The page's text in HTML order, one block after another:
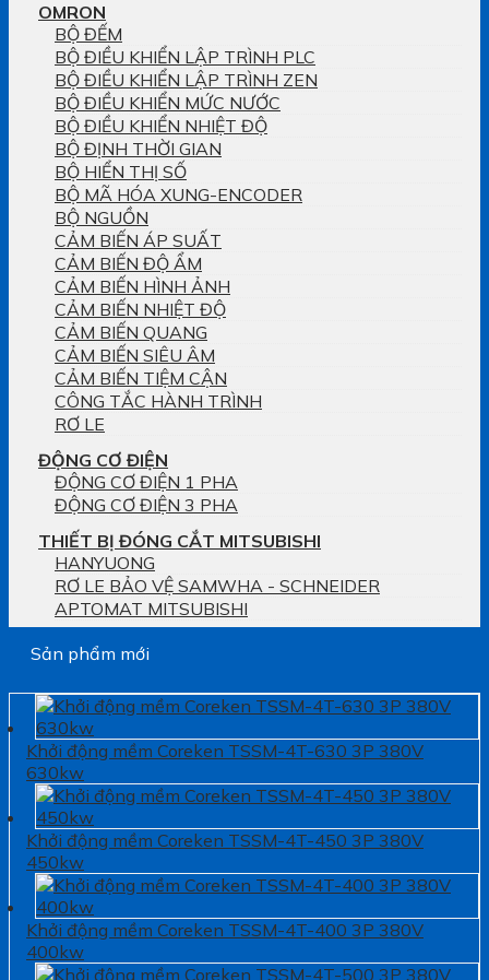
OMRON
BỘ ĐẾM
BỘ ĐIỀU KHIỂN LẬP TRÌNH PLC
BỘ ĐIỀU KHIỂN LẬP TRÌNH ZEN
BỘ ĐIỀU KHIỂN MỨC NƯỚC
BỘ ĐIỀU KHIỂN NHIỆT ĐỘ
BỘ ĐỊNH THỜI GIAN
BỘ HIỂN THỊ SỐ
BỘ MÃ HÓA XUNG-ENCODER
BỘ NGUỒN
CẢM BIẾN ÁP SUẤT
CẢM BIẾN ĐỘ ẨM
CẢM BIẾN HÌNH ẢNH
CẢM BIẾN NHIỆT ĐỘ
CẢM BIẾN QUANG
CẢM BIẾN SIÊU ÂM
CẢM BIẾN TIỆM CẬN
CÔNG TẮC HÀNH TRÌNH
RƠ LE
ĐỘNG CƠ ĐIỆN
ĐỘNG CƠ ĐIỆN 1 PHA
ĐỘNG CƠ ĐIỆN 3 PHA
THIẾT BỊ ĐÓNG CẮT MITSUBISHI
HANYUONG
RƠ LE BẢO VỆ SAMWHA - SCHNEIDER
APTOMAT MITSUBISHI
Sản phẩm mới
Khởi động mềm Coreken TSSM-4T-630 3P 380V
630kw
Khởi động mềm Coreken TSSM-4T-450 3P 380V
450kw
Khởi động mềm Coreken TSSM-4T-400 3P 380V
400kw